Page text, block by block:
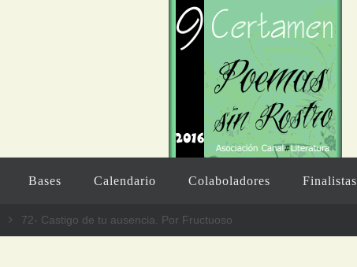
Bases Calendario Colaboladores Finalistas
72- Castigo de tu ausencia. Por Fructuoso